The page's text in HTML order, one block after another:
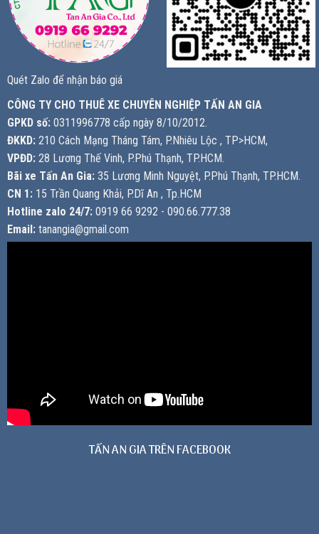
Quét Zalo để nhận báo giá
CÔNG TY CHO THUÊ XE CHUYÊN NGHIỆP TẤN AN GIA
GPKD số: 0311996778 cấp ngày 8/10/2012.
ĐKKD: 210 Cách Mạng Tháng Tám, P.Nhiêu Lộc , TP>HCM,
VPĐD: 28 Lương Thế Vinh, P.Phú Thạnh, TP.HCM.
Bãi xe Tấn An Gia: 35 Lương Minh Nguyệt, P.Phú Thạnh, TP.HCM.
CN 1: 15 Trần Quang Khải, P.Dĩ An , Tp.HCM
Hotline zalo 24/7: 0919 66 9292 - 090.66.777.38
Email: tanangia@gmail.com
TẤN AN GIA TRÊN FACEBOOK